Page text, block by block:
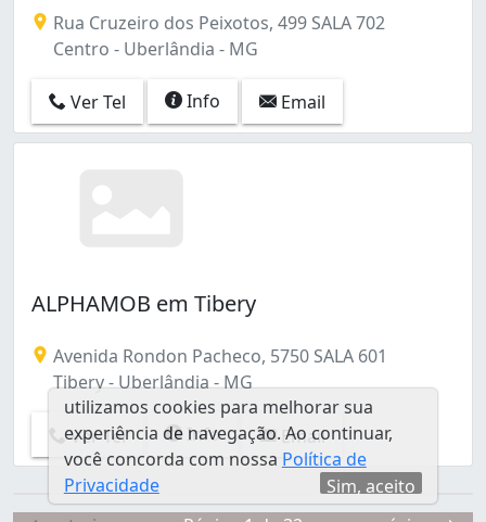
Rua Cruzeiro dos Peixotos, 499 SALA 702
Centro - Uberlândia - MG
Ver Tel Info Email
ALPHAMOB em Tibery
Avenida Rondon Pacheco, 5750 SALA 601
Tibery - Uberlândia - MG
Ver Tel Info Email
utilizamos cookies para melhorar sua
experiência de navegação. Ao continuar,
você concorda com nossa Política de
Privacidade
Sim, aceito